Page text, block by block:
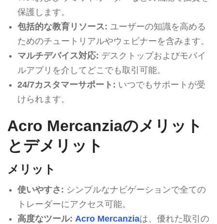
保護します。
包括的な教育リソース: ユーザーの知識を高める
ためのチュートリアルやウェビナーを含みます。
マルチデバイス対応: デスクトップおよびモバイ
ルアプリを介してどこでも取引可能。
24/7カスタマーサポート: いつでもサポートが受
けられます。
Acro Mercanziaのメリット
とデメリット
メリット
使いやすさ: シンプルなナビゲーションで全ての
トレーダーにアクセス可能。
高度なツール: Acro Mercanziaは、優れた取引の